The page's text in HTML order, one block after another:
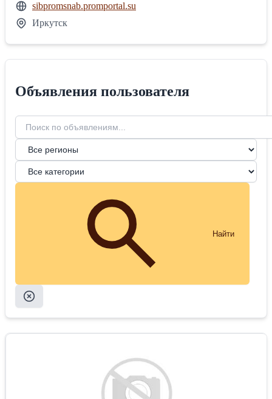
sibpromsnab.promportal.su
Иркутск
Объявления пользователя
Найти